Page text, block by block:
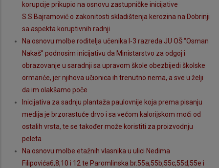
korupcije prikupio na osnovu zastupničke inicijative
S.S.Bajramović o zakonitosti skladištenja kerozina na Dobrinji
sa aspekta koruptivnih radnji
Na osnovu molbe roditelja učenika I-3 razreda JU OŠ “Osman
Nakaš” podnosim inicijativu da Ministarstvo za odgoj i
obrazovanje u saradnji sa upravom škole obezbijedi školske
ormariće, jer njihova učionica ih trenutno nema, a sve u želji
da im olakšamo poče
Inicijativa za sadnju plantaža paulovnije koja prema pisanju
medija je brzorastuće drvo i sa većom kalorijskom moći od
ostalih vrsta, te se također može koristiti za proizvodnju
peleta
Na osnovu molbe etažnih vlasnika u ulici Nedima
Filipovića6,8,10 i 12 te Paromlinska br.55a,55b,55c,55d,55e i